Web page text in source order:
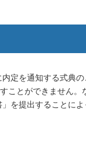
定を通知する式典
ことができません
を提出することによ